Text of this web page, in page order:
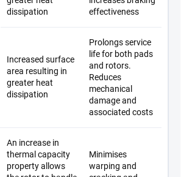
dissipation
effectiveness
Increased surface
area resulting in
greater heat
dissipation
Prolongs service
life for both pads
and rotors.
Reduces
mechanical
damage and
associated costs
An increase in
thermal capacity
property allows
Minimises
warping and